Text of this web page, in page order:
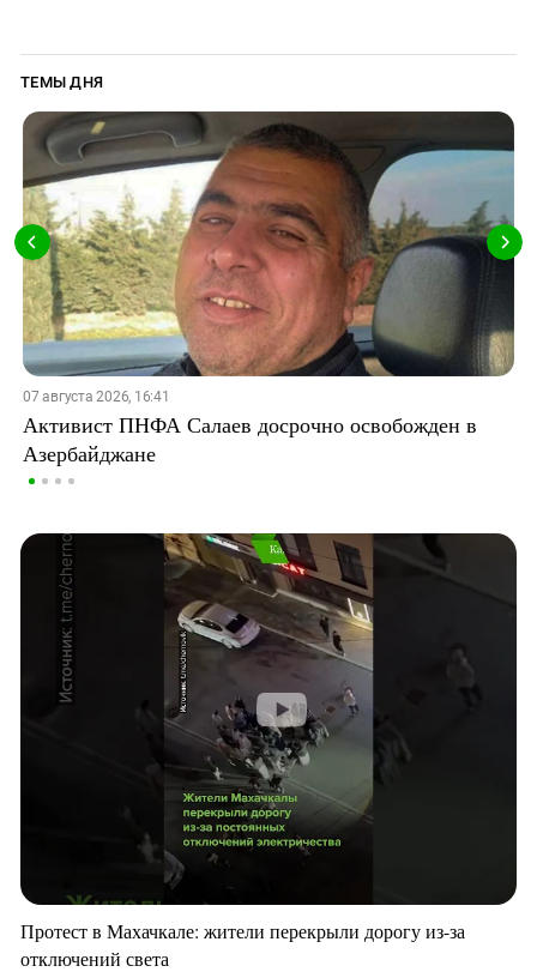
ТЕМЫ ДНЯ
07 августа 2026, 16:41
Активист ПНФА Салаев досрочно освобожден в
Азербайджане
Протест в Махачкале: жители перекрыли дорогу из-за
отключений света